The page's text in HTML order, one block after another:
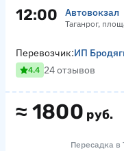
12:00 Автовокзал
Таганрог,
≈ 1800 руб.
Перевозчик:ИП
4.4 24 отзывов
Пересадка в